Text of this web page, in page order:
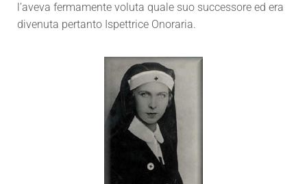
l’aveva fermamente voluta quale suo successore ed era
divenuta pertanto Ispettrice Onoraria.